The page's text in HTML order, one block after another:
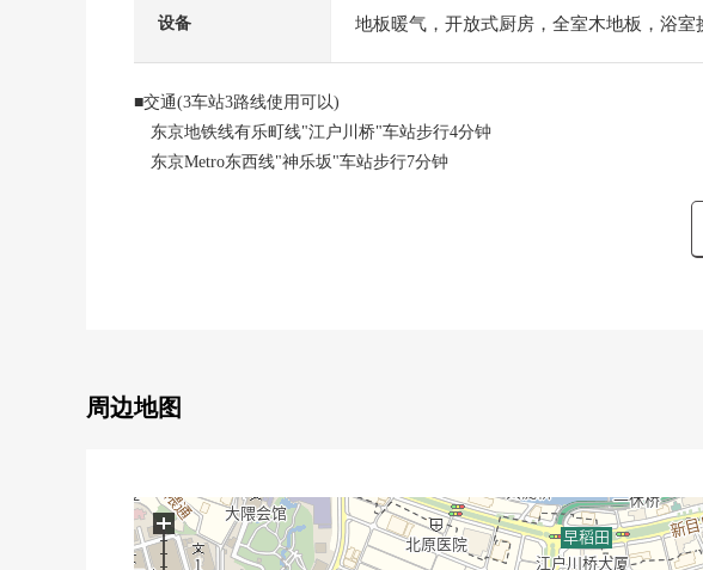
设备 地板暖气，开放式厨房，全室木地板，浴
■交通(3车站3路线使用可以)
东京地铁线有乐町线"江户川桥"车站步行4分钟
东京Metro东西线"神乐坂"车站步行7分钟
○地上13层的/2楼部分
0天然的石头的柜台TOP，碗橱
0厨房，洗手间，盥洗室和有统一感觉的式样
周边地图
+